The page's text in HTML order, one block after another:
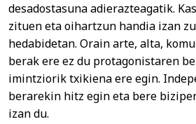
desadostasuna adierazteagatik.
zituen eta oihartzun handia izan
hedabidetan. Orain arte, alta,
berak ere ez du protagonistaren
imintziorik txikiena ere egin.
berarekin hitz egin eta bere
izan du.